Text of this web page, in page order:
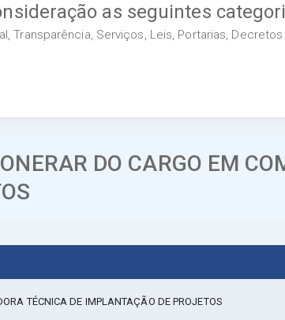
as seguintes
Serviços, Leis, Portarias,
DO CARGO EM
TÉCNICA DE IMPLANTAÇÃO DE PROJETOS